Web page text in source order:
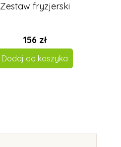
Zestaw fryzjerski
156 zł
Dodaj do koszyka